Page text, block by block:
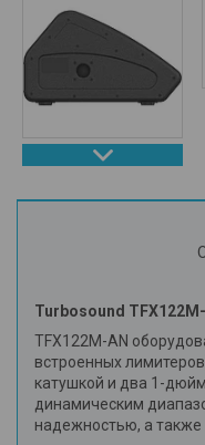
Turbosound TFX122M-
TFX122M-AN
встроенных
катушкой и два 1-
динамическим
надежностью, а также